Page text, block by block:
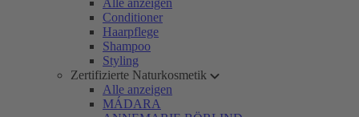
Alle anzeigen
Conditioner
Haarpflege
Shampoo
Styling
Zertifizierte Naturkosmetik
Alle anzeigen
MÁDARA